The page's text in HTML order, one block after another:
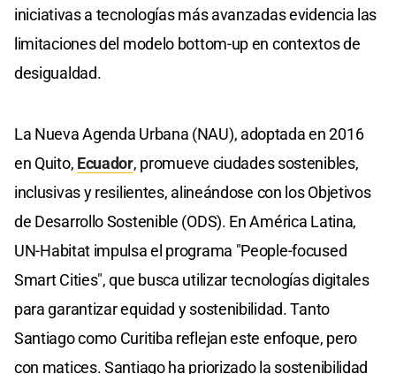
iniciativas a tecnologías más avanzadas evidencia las
limitaciones del modelo bottom-up en contextos de
desigualdad.
La Nueva Agenda Urbana (NAU), adoptada en 2016
en Quito, Ecuador, promueve ciudades sostenibles,
inclusivas y resilientes, alineándose con los Objetivos
de Desarrollo Sostenible (ODS). En América Latina,
UN-Habitat impulsa el programa "People-focused
Smart Cities", que busca utilizar tecnologías digitales
para garantizar equidad y sostenibilidad. Tanto
Santiago como Curitiba reflejan este enfoque, pero
con matices. Santiago ha priorizado la sostenibilidad